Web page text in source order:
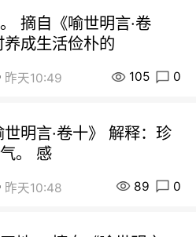
摘自《喻世明言·卷
成生活俭朴的
昨天10:49 105 0
明言·卷十》 解释：珍
。 感
昨天10:48 89 0